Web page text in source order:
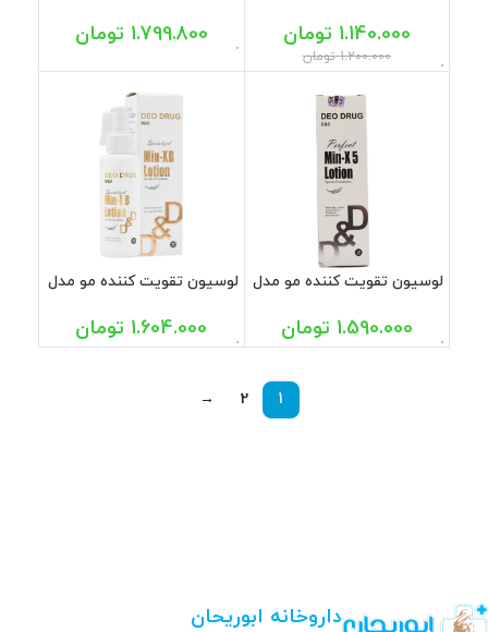
1.200.000 تومان
1.140.000 تومان 1.799.800 تومان
لوسیون تقویت کننده مو مدل
1.590.000 تومان
لوسیون تقویت کننده مو مدل
1.604.000 تومان
1
2
→
داروخانه ابوریحان